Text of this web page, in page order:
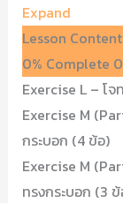
Expand
Lesson Content
0% Complete
Exercise L – โ
Exercise M
กระบอก (4 ข้อ)
Exercise M
ทรงกระบอก (3